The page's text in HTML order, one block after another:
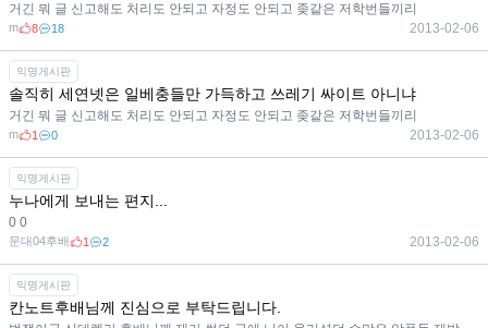
거긴 뭐 글 신고해도 처리도 안되고 자정도 안되고 좆같은 저학번들끼리
m 8 18 2013-02-06
익명게시판
솔직히 세연넷은 일베충들만 가득하고 쓰레기 싸이트 아니냐
거긴 뭐 글 신고해도 처리도 안되고 자정도 안되고 좆같은 저학번들끼리
m 1 0 2013-02-06
익명게시판
누나에게 보내는 편지...
0 0
문대04후배 1 2 2013-02-06
익명게시판
칸노트후배님께 진심으로 부탁드립니다.